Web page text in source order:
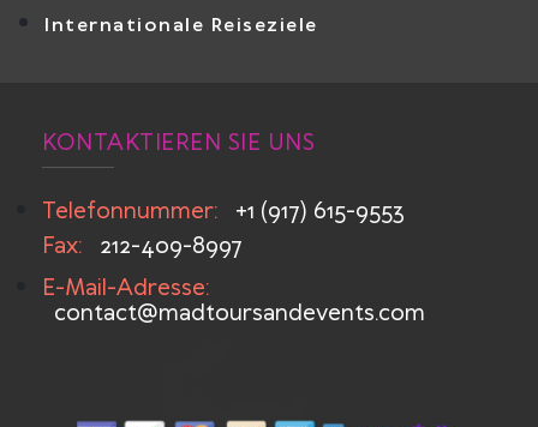
Internationale Reiseziele
KONTAKTIEREN SIE UNS
Telefonnummer:
+1 (917) 615-9553
Fax:
212-409-8997
E-Mail-Adresse:
contact@madtoursandevents.com